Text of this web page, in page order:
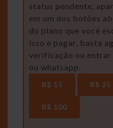
status pendente,
em um dos botões
do plano que você
isso e pagar, basta
verificação ou entrar
ou whatsapp.
R$ 15 R$ 25
R$ 100